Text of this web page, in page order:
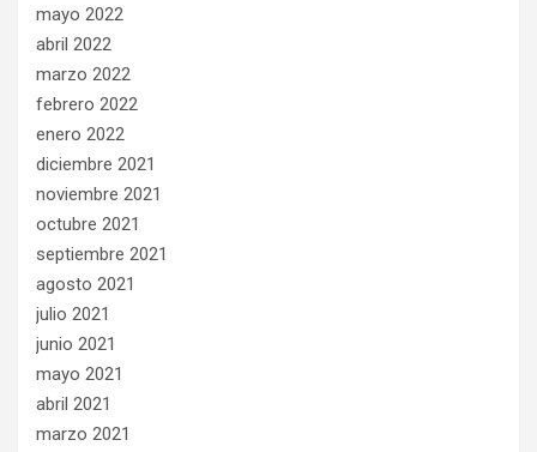
mayo 2022
abril 2022
marzo 2022
febrero 2022
enero 2022
diciembre 2021
noviembre 2021
octubre 2021
septiembre 2021
agosto 2021
julio 2021
junio 2021
mayo 2021
abril 2021
marzo 2021